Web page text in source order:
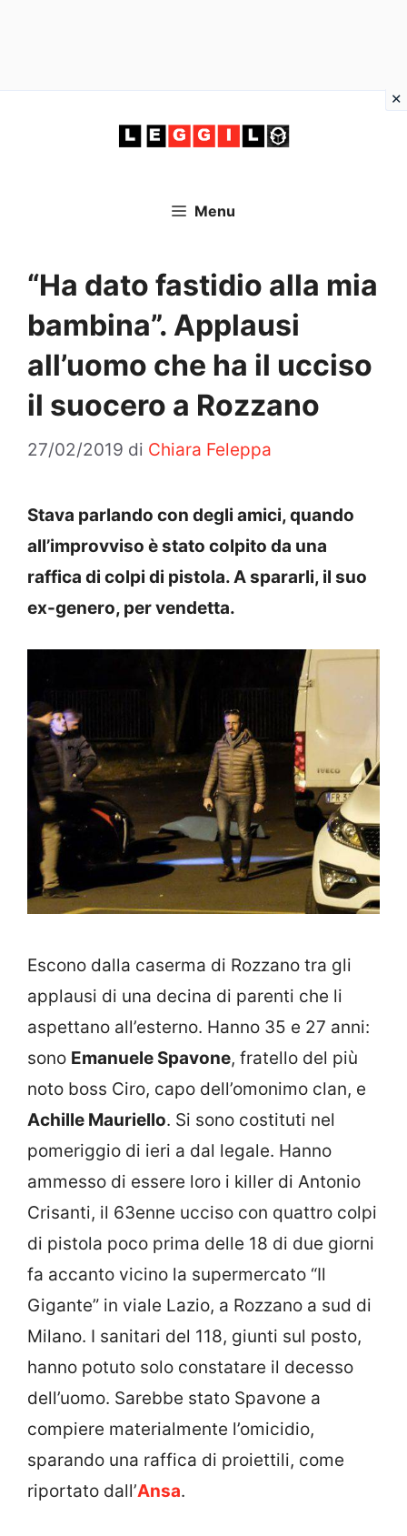
Menu
“Ha dato fastidio alla mia
bambina”. Applausi
all’uomo che ha il ucciso
il suocero a Rozzano
27/02/2019 di Chiara Feleppa
Stava parlando con degli amici, quando
all’improvviso è stato colpito da una
raffica di colpi di pistola. A spararli, il suo
ex-genero, per vendetta.
Escono dalla caserma di Rozzano tra gli
applausi di una decina di parenti che li
aspettano all’esterno. Hanno 35 e 27 anni:
sono Emanuele Spavone, fratello del più
noto boss Ciro, capo dell’omonimo clan, e
Achille Mauriello. Si sono costituti nel
pomeriggio di ieri a dal legale. Hanno
ammesso di essere loro i killer di Antonio
Crisanti, il 63enne ucciso con quattro colpi
di pistola poco prima delle 18 di due giorni
fa accanto vicino la supermercato “Il
Gigante” in viale Lazio, a Rozzano a sud di
Milano. I sanitari del 118, giunti sul posto,
hanno potuto solo constatare il decesso
dell’uomo. Sarebbe stato Spavone a
compiere materialmente l’omicidio,
sparando una raffica di proiettili, come
riportato dall’Ansa.